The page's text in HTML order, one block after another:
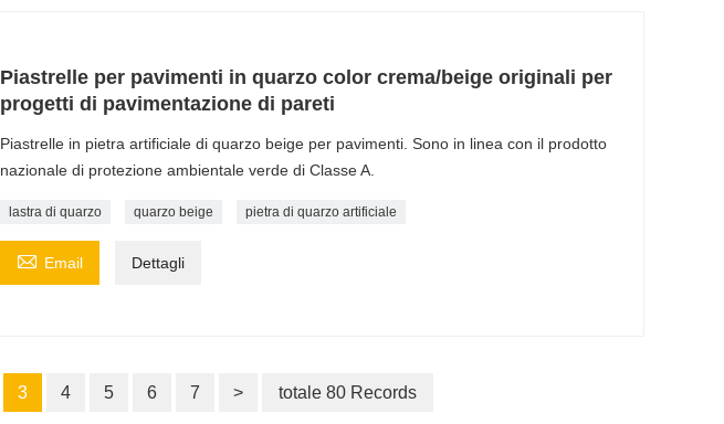
Piastrelle per pavimenti in quarzo color crema/beige originali per
progetti di pavimentazione di pareti
Piastrelle in pietra artificiale di quarzo beige per pavimenti. Sono in linea con il prodotto
nazionale di protezione ambientale verde di Classe A.
lastra di quarzo quarzo beige pietra di quarzo artificiale
 Email Dettagli
3 4 5 6 7 > totale 80 Records